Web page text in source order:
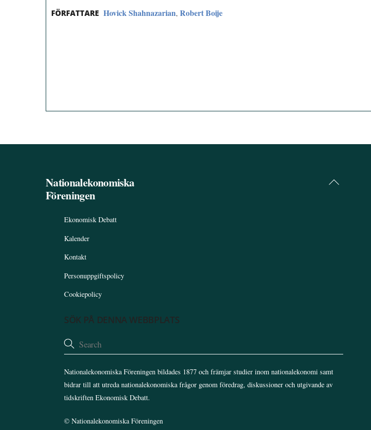
FÖRFATTARE Hovick Shahnazarian, Robert Boije
Back
Nationalekonomiska
Föreningen
Ekonomisk Debatt
Kalender
Kontakt
Personuppgiftspolicy
Cookiepolicy
SÖK PÅ DENNA WEBBPLATS
Nationalekonomiska Föreningen bildades 1877 och främjar studier inom nationalekonomi samt
bidrar till att utreda nationalekonomiska frågor genom föredrag, diskussioner och utgivande av
tidskriften Ekonomisk Debatt.
©Nationalekonomiska Föreningen